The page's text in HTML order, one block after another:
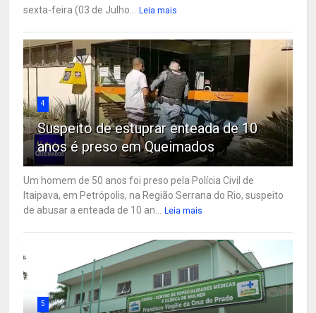
sexta-feira (03 de Julho...
Leia mais
4
Suspeito de estuprar enteada de 10
anos é preso em Queimados
Um homem de 50 anos foi preso pela Polícia Civil de
Itaipava, em Petrópolis, na Região Serrana do Rio, suspeito
de abusar a enteada de 10 an...
Leia mais
5